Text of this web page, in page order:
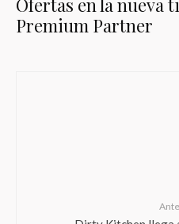
Ofertas en la nueva
Premium Partner